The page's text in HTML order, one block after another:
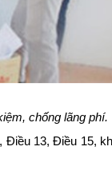
chống lãng phí.
Điều 13, Điều 15,